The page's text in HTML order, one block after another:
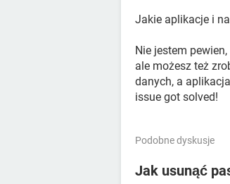
Jakie aplikacje i
Nie jestem
ale możesz też
danych, a
issue got solved!
Podobne dyskusje
Jak usunąć